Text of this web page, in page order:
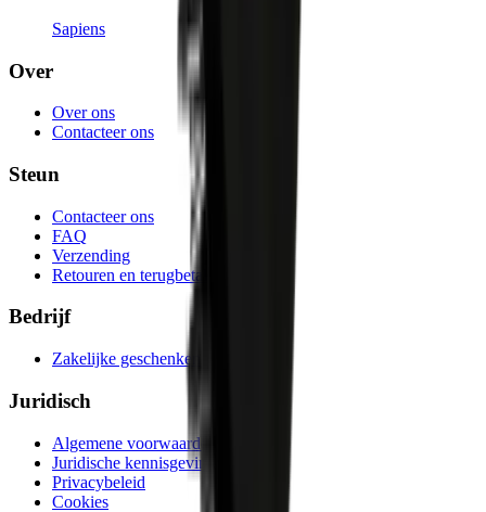
Sapiens
Over
Over ons
Contacteer ons
Steun
Contacteer ons
FAQ
Verzending
Retouren en terugbetalingen
Bedrijf
Zakelijke geschenken
Juridisch
Algemene voorwaarden
Juridische kennisgeving
Privacybeleid
Cookies